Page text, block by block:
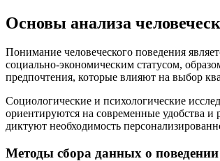
Основы анализа
Понимание человеческого поведения
социально-экономическим статусом,
предпочтения, которые влияют на выбор
Социологические и психологические
ориентируются на современные удобства и
диктуют необходимость
Методы сбора данных о поведении